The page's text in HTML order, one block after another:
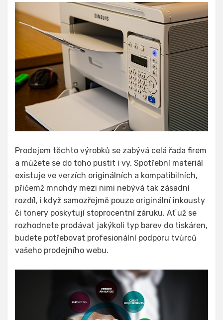
Prodejem těchto výrobků se zabývá celá řada firem
a můžete se do toho pustit i vy. Spotřební materiál
existuje ve verzích originálních a kompatibilních,
přičemž mnohdy mezi nimi nebývá tak zásadní
rozdíl, i když samozřejmě pouze originální inkousty
či tonery poskytují stoprocentní záruku. Ať už se
rozhodnete prodávat jakýkoli typ barev do tiskáren,
budete potřebovat profesionální podporu tvůrců
vašeho prodejního webu.